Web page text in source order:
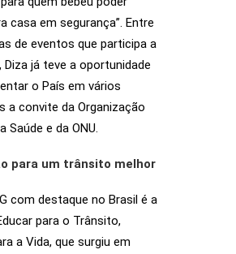
casa em segurança”. Entre
de eventos que participa a
Diza já teve a oportunidade
o País em vários
a convite da Organização
Saúde e da ONU.
para um trânsito melhor
com destaque no Brasil é a
para o Trânsito,
a Vida, que surgiu em